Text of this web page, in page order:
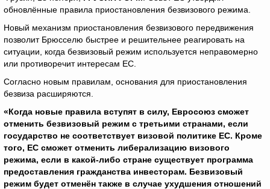
обновлённые правила приостановления безвизового режима.
Новый механизм приостановления безвизового передвижения
позволит Брюсселю быстрее и решительнее реагировать на
ситуации, когда безвизовый режим используется неправомерно
или противоречит интересам ЕС.
Согласно новым правилам, основания для приостановления
безвиза расширяются.
«Когда новые правила вступят в силу, Евросоюз сможет
отменить безвизовый режим с третьими странами, если
государство не соответствует визовой политике ЕС. Кроме
того, ЕС сможет отменить либерализацию визового
режима, если в какой-либо стране существует программа
предоставления гражданства инвесторам. Безвизовый
режим будет отменён также в случае ухудшения отношений